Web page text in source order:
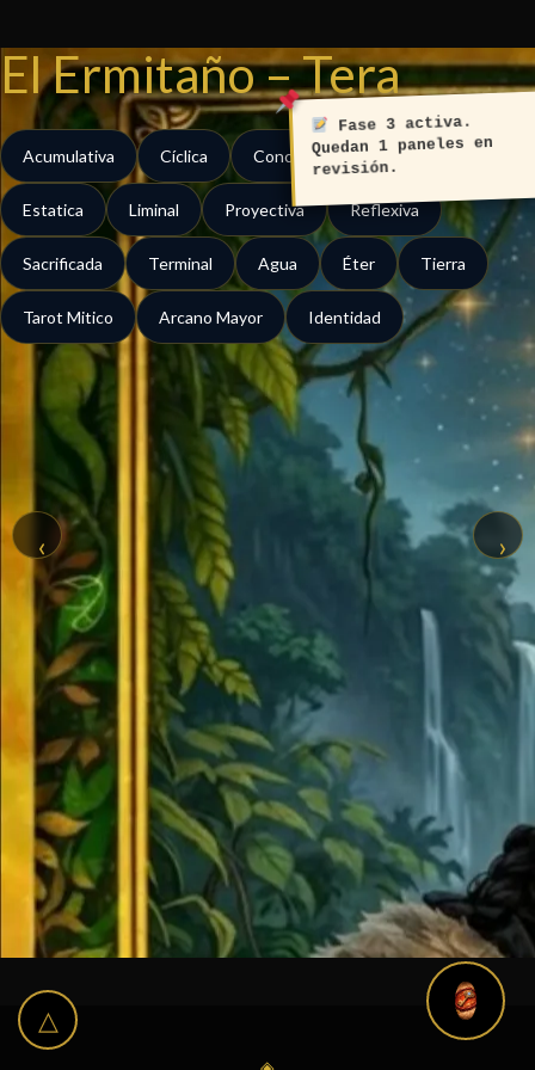
contenido
‹ ›
El Ermitaño – Tera
Acumulativa Cíclica Concentrada Contractiva
Estatica Liminal Proyectiva Reflexiva
Sacrificada Terminal Agua Éter Tierra
Tarot Mitico Arcano Mayor Identidad
Fase 3 activa.
Quedan 1 paneles en
revisión.
△